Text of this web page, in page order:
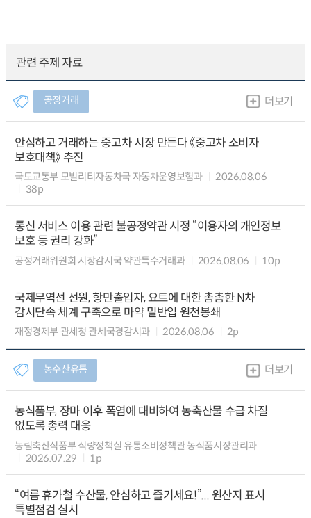
관련 주제 자료
공정거래 더보기
안심하고 거래하는 중고차 시장 만든다 《중고차 소비자
보호대책》 추진
국토교통부 모빌리티자동차국 자동차운영보험과
2026.08.06
38p
통신 서비스 이용 관련 불공정약관 시정 “이용자의 개인정보
보호 등 권리 강화”
공정거래위원회 시장감시국 약관특수거래과 2026.08.06 10p
국제무역선 선원, 항만출입자, 요트에 대한 촘촘한 N차
감시단속 체계 구축으로 마약 밀반입 원천봉쇄
재정경제부 관세청 관세국경감시과 2026.08.06 2p
농수산유통 더보기
농식품부, 장마 이후 폭염에 대비하여 농축산물 수급 차질
없도록 총력 대응
농림축산식품부 식량정책실 유통소비정책관 농식품시장관리과
2026.07.29
1p
“여름 휴가철 수산물, 안심하고 즐기세요!”... 원산지 표시
특별점검 실시